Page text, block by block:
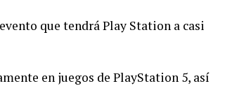
que tendrá Play Station a casi
en juegos de PlayStation 5, así